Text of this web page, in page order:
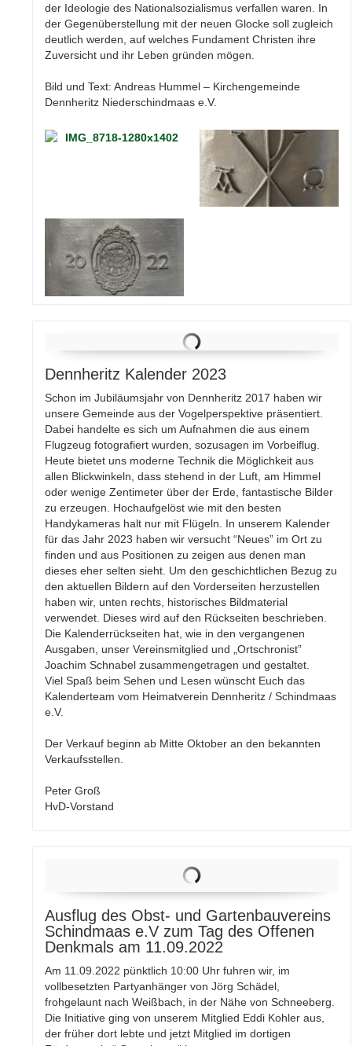
der Ideologie des Nationalsozialismus verfallen waren. In
der Gegenüberstellung mit der neuen Glocke soll zugleich
deutlich werden, auf welches Fundament Christen ihre
Zuversicht und ihr Leben gründen mögen.
Bild und Text: Andreas Hummel – Kirchengemeinde
Dennheritz Niederschindmaas e.V.
Dennheritz Kalender 2023
Schon im Jubiläumsjahr von Dennheritz 2017 haben wir
unsere Gemeinde aus der Vogelperspektive präsentiert.
Dabei handelte es sich um Aufnahmen die aus einem
Flugzeug fotografiert wurden, sozusagen im Vorbeiflug.
Heute bietet uns moderne Technik die Möglichkeit aus
allen Blickwinkeln, dass stehend in der Luft, am Himmel
oder wenige Zentimeter über der Erde, fantastische Bilder
zu erzeugen. Hochaufgelöst wie mit den besten
Handykameras halt nur mit Flügeln. In unserem Kalender
für das Jahr 2023 haben wir versucht “Neues” im Ort zu
finden und aus Positionen zu zeigen aus denen man
dieses eher selten sieht. Um den geschichtlichen Bezug zu
den aktuellen Bildern auf den Vorderseiten herzustellen
haben wir, unten rechts, historisches Bildmaterial
verwendet. Dieses wird auf den Rückseiten beschrieben.
Die Kalenderrückseiten hat, wie in den vergangenen
Ausgaben, unser Vereinsmitglied und „Ortschronist”
Joachim Schnabel zusammengetragen und gestaltet.
Viel Spaß beim Sehen und Lesen wünscht Euch das
Kalenderteam vom Heimatverein Dennheritz / Schindmaas
e.V.
Der Verkauf beginn ab Mitte Oktober an den bekannten
Verkaufsstellen.
Peter Groß
HvD-Vorstand
Ausflug des Obst- und Gartenbauvereins
Schindmaas e.V zum Tag des Offenen
Denkmals am 11.09.2022
Am 11.09.2022 pünktlich 10:00 Uhr fuhren wir, im
vollbesetzten Partyanhänger von Jörg Schädel,
frohgelaunt nach Weißbach, in der Nähe von Schneeberg.
Die Initiative ging von unserem Mitglied Eddi Kohler aus,
der früher dort lebte und jetzt Mitglied im dortigen